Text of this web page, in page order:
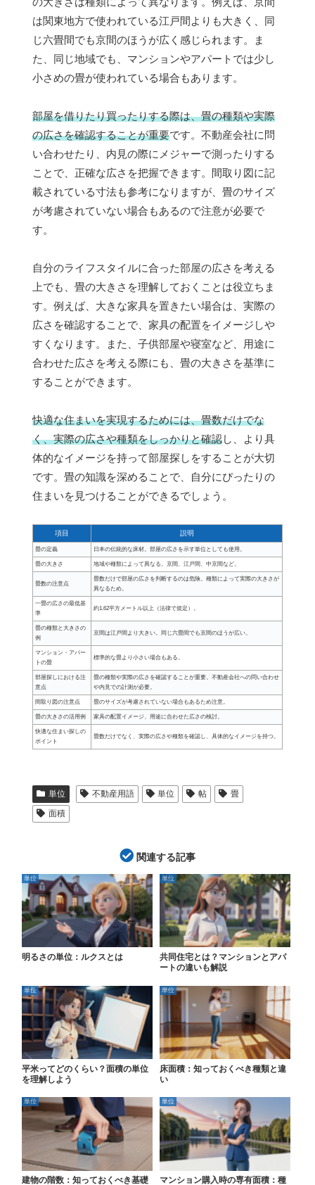
は関東地方で使われている江戸間よりも大きく、同
じ六畳間でも京間のほうが広く感じられます。ま
た、同じ地域でも、マンションやアパートでは少し
小さめの畳が使われている場合もあります。
部屋を借りたり買ったりする際は、畳の種類や実際
の広さを確認することが重要です。不動産会社に問
い合わせたり、内見の際にメジャーで測ったりする
ことで、正確な広さを把握できます。間取り図に記
載されている寸法も参考になりますが、畳のサイズ
が考慮されていない場合もあるので注意が必要で
す。
自分のライフスタイルに合った部屋の広さを考える
上でも、畳の大きさを理解しておくことは役立ちま
す。例えば、大きな家具を置きたい場合は、実際の
広さを確認することで、家具の配置をイメージしや
すくなります。また、子供部屋や寝室など、用途に
合わせた広さを考える際にも、畳の大きさを基準に
することができます。
快適な住まいを実現するためには、畳数だけでな
く、実際の広さや種類をしっかりと確認し、より具
体的なイメージを持って部屋探しをすることが大切
です。畳の知識を深めることで、自分にぴったりの
住まいを見つけることができるでしょう。
項目 説明
畳の定義 日本の伝統的な床材。部屋の広さを示す単位としても使用。
畳の大きさ 地域や種類によって異なる。京間、江戸間、中京間など。
畳数の注意点
畳数だけで部屋の広さを判断するのは危険。種類によって実際の大きさが
異なるため。
一畳の広さの最低基
準
約1.62平方メートル以上（法律で規定）。
畳の種類と大きさの
例
京間は江戸間より大きい。同じ六畳間でも京間のほうが広い。
マンション・アパー
トの畳
標準的な畳より小さい場合もある。
部屋探しにおける注
意点
畳の種類や実際の広さを確認することが重要。不動産会社への問い合わせ
や内見での計測が必要。
間取り図の注意点 畳のサイズが考慮されていない場合もあるため注意。
畳の大きさの活用例 家具の配置イメージ、用途に合わせた広さの検討。
快適な住まい探しの
ポイント
畳数だけでなく、実際の広さや種類を確認し、具体的なイメージを持つ。
単位 不動産用語 単位 帖
畳
面積
関連する記事
単位
明るさの単位：ルクスとは
単位
共同住宅とは？マンションとアパ
ートの違いも解説
単位
平米ってどのくらい？面積の単位
を理解しよう
単位
床面積：知っておくべき種類と違
い
単位
建物の階数：知っておくべき基礎
単位
マンション購入時の専有面積：種